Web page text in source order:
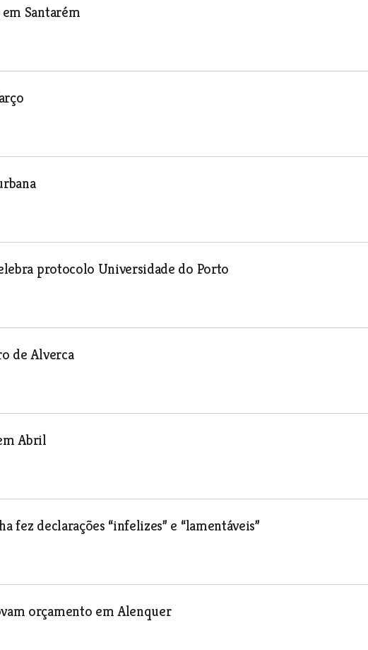
Santarém
protocolo Universidade do Porto
de Alverca
Abril
fez declarações “infelizes” e “lamentáveis”
orçamento em Alenquer